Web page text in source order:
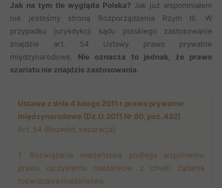
Jak na tym tle wygląda Polska? Jak już wspomniałem
nie jesteśmy stroną Rozporządzenia Rzym III. W
przypadku jurysdykcji sądu polskiego zastosowanie
znajdzie art. 54 Ustawy prawo prywatne
międzynarodowe. Nie oznacza to jednak, że prawo
szariatu nie znajdzie zastosowania.
Ustawa z dnia 4 lutego 2011 r. prawo prywatne
międzynarodowe (Dz.U. 2011 Nr 80, poz. 432)
Art. 54 [Rozwód, separacja]
1. Rozwiązanie małżeństwa podlega wspólnemu
prawu ojczystemu małżonków z chwili żądania
rozwiązania małżeństwa.